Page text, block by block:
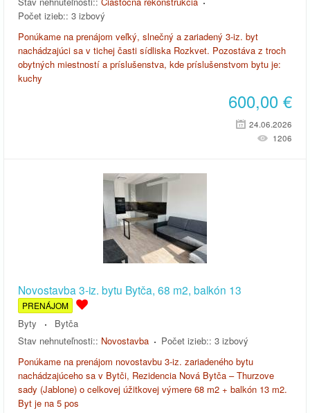
Počet izieb:: 3 izbový
Ponúkame na prenájom veľký, slnečný a zariadený 3-iz. byt
nachádzajúci sa v tichej časti sídliska Rozkvet. Pozostáva z troch
obytných miestností a príslušenstva, kde príslušenstvom bytu je:
kuchy
600,00 €
24.06.2026
1206
Novostavba 3-iz. bytu Bytča, 68 m2, balkón 13
PRENÁJOM
Byty
Bytča
Stav nehnuteľnosti:: Novostavba Počet izieb:: 3 izbový
Ponúkame na prenájom novostavbu 3-iz. zariadeného bytu
nachádzajúceho sa v Bytči, Rezidencia Nová Bytča – Thurzove
sady (Jablone) o celkovej úžitkovej výmere 68 m2 + balkón 13 m2.
Byt je na 5 pos